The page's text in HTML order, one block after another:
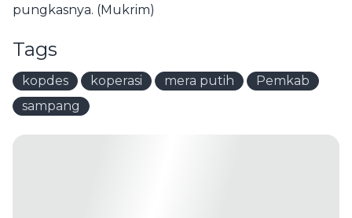
pungkasnya. (Mukrim)
Tags
kopdes koperasi mera putih
Pemkab
sampang